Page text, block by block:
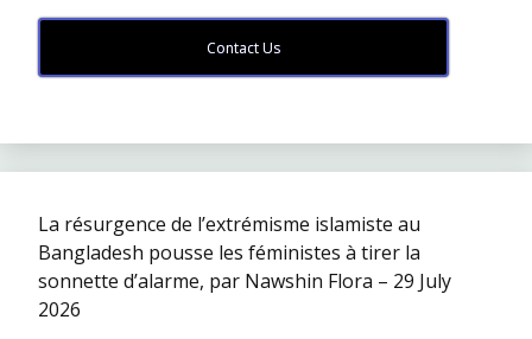
Contact Us
La résurgence de l’extrémisme islamiste au
Bangladesh pousse les féministes à tirer la
sonnette d’alarme, par Nawshin Flora – 29 July
2026